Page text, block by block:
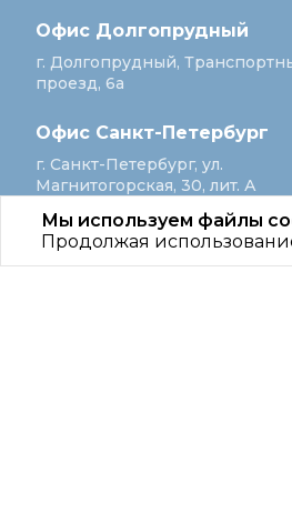
Мы используем файлы
Продолжая
Офис Долгопрудный
г. Долгопрудный,
проезд, 6а
Офис Санкт‑Петербург
г. Санкт‑Петербург, ул.
Магнитогорская, 30, лит. А